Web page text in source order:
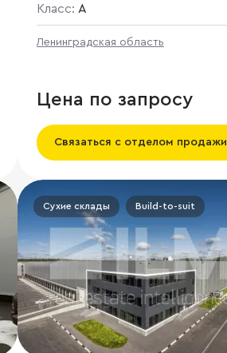
Класс: A
Ленинградская область
Цена по запросу
Связаться с отделом продажи
Сухие склады Build-to-suit